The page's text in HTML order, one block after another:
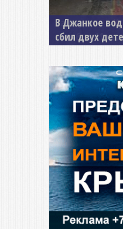
В Джанкое
сбил двух